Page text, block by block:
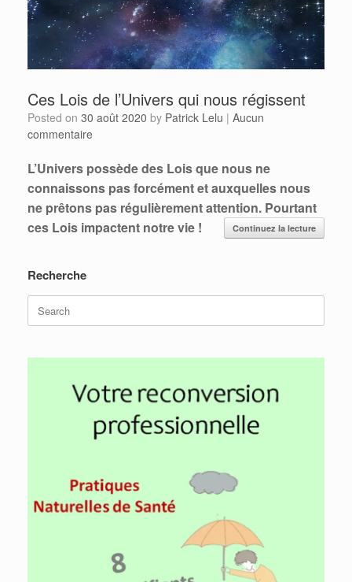
Ces Lois de l’Univers qui nous régissent
Posted on 30 août 2020 by Patrick Lelu | Aucun
commentaire
L’Univers possède des Lois que nous ne
connaissons pas forcément et auxquelles nous
ne prêtons pas régulièrement attention. Pourtant
ces Lois impactent notre vie !
Continuez la lecture
Recherche
Search
for: